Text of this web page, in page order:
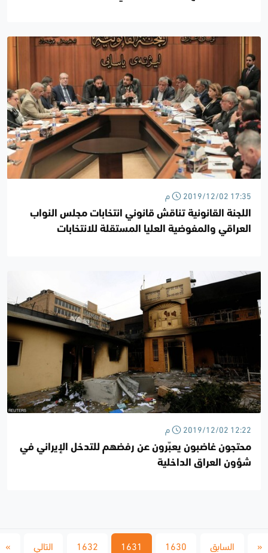
2019/12/02 17:35 م
اللجنة القانونية تناقش قانوني انتخابات مجلس النواب
العراقي والمفوضية العليا المستقلة للانتخابات
2019/12/02 12:22 م
محتجون غاضبون يعبّرون عن رفضهم للتدخل الإيراني في
شؤون العراق الداخلية
السابق 1630
1631
1632 التالي